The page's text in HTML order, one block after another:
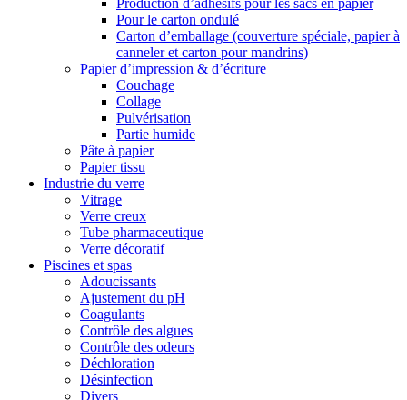
Production d’adhésifs pour les sacs en papier
Pour le carton ondulé
Carton d’emballage (couverture spéciale, papier à
canneler et carton pour mandrins)
Papier d’impression & d’écriture
Couchage
Collage
Pulvérisation
Partie humide
Pâte à papier
Papier tissu
Industrie du verre
Vitrage
Verre creux
Tube pharmaceutique
Verre décoratif
Piscines et spas
Adoucissants
Ajustement du pH
Coagulants
Contrôle des algues
Contrôle des odeurs
Déchloration
Désinfection
Divers